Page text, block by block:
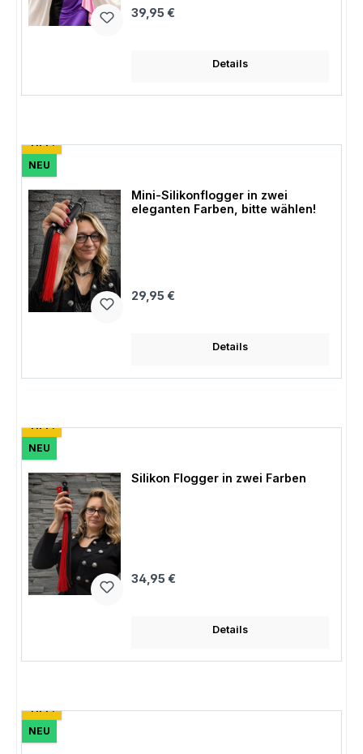
Regulärer Preis:
39,95 €
Details
TIPP!
NEU
Mini-Silikonflogger in zwei
eleganten Farben, bitte wählen!
Regulärer Preis:
29,95 €
Details
TIPP!
NEU
Silikon Flogger in zwei Farben
Regulärer Preis:
34,95 €
Details
TIPP!
NEU